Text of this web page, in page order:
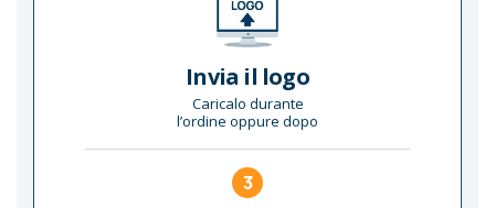
Invia il logo
Caricalo durante
l’ordine oppure dopo
3